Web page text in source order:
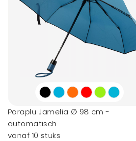
Paraplu Jamelia ∅ 98 cm -
automatisch
vanaf 10 stuks